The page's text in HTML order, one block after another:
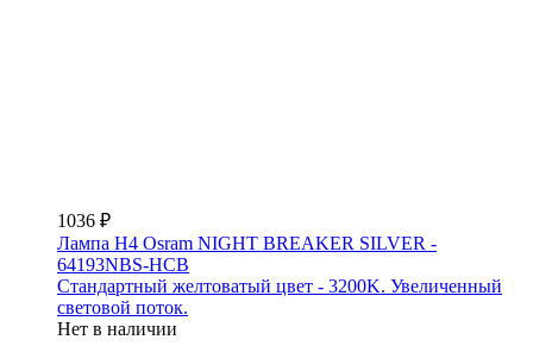
1036 ₽
Лампа H4 Osram NIGHT BREAKER SILVER -
64193NBS-HCB
Стандартный желтоватый цвет - 3200K. Увеличенный
световой поток.
Нет в наличии